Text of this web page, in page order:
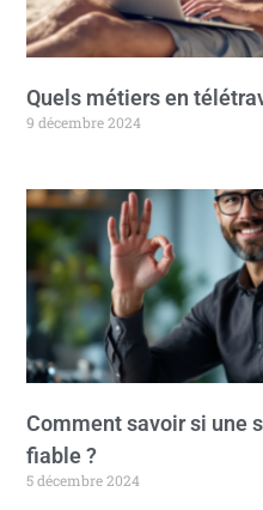
Quels métiers en
9 décembre 2024
Comment savoir si une
fiable ?
5 décembre 2024